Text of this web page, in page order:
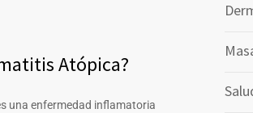
Atópica?
una enfermedad inflamatoria